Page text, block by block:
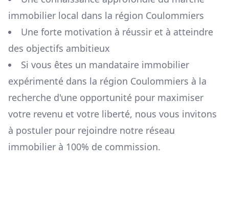
immobilier local dans la région Coulommiers
Une forte motivation à réussir et à atteindre
des objectifs ambitieux
Si vous êtes un mandataire immobilier
expérimenté dans la région Coulommiers à la
recherche d'une opportunité pour maximiser
votre revenu et votre liberté, nous vous invitons
à postuler pour rejoindre notre réseau
immobilier à 100% de commission.